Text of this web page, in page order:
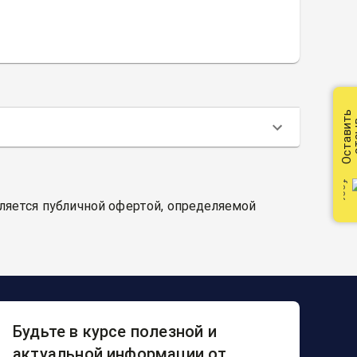
публичной офертой, определяемой
Будьте в курсе полезной и
Оставить